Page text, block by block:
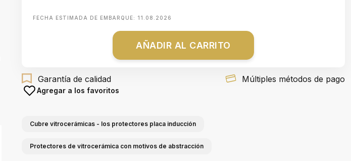
FECHA ESTIMADA DE EMBARQUE: 11.08.2026
AÑADIR AL CARRITO
Garantía de calidad Múltiples métodos de pago
Agregar a los favoritos
Cubre vitrocerámicas - los protectores placa inducción
Protectores de vitrocerámica con motivos de abstracción